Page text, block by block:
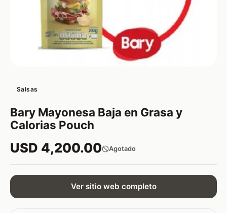
Salsas
Bary Mayonesa Baja en Grasa y
Calorias Pouch
USD 4,200.00 Agotado
Ver sitio web completo